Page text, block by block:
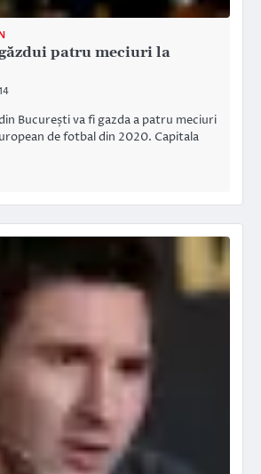
patru meciuri la
București va fi gazda a patru meciuri
de fotbal din 2020. Capitala